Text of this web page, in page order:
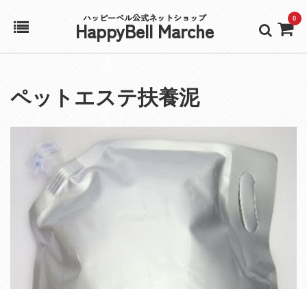
ハッピーベル公式ネットショップ
HappyBell Marche 0
アカウント
ペットエステ扶養泥